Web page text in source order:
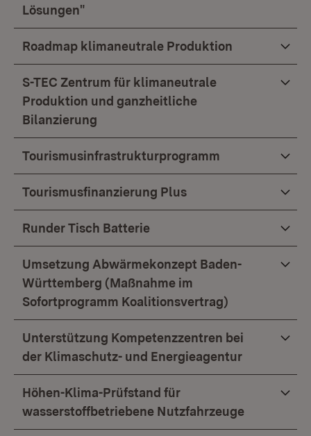
Lösungen"
Roadmap klimaneutrale Produktion
S-TEC Zentrum für klimaneutrale
Produktion und ganzheitliche
Bilanzierung
Tourismusinfrastrukturprogramm
Tourismusfinanzierung Plus
Runder Tisch Batterie
Umsetzung Abwärmekonzept Baden-
Württemberg (Maßnahme im
Sofortprogramm Koalitionsvertrag)
Unterstützung Kompetenzzentren bei
der Klimaschutz- und Energieagentur
Höhen-Klima-Prüfstand für
wasserstoffbetriebene Nutzfahrzeuge